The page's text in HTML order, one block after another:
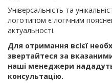
Універсальність та
логотипом є логічним
актуальності.
Для отримання всієї
звертайтеся за
наші менеджери
консультацію.